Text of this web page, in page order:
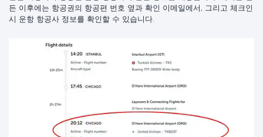
든 이후에는 항공권의 항공편 번호 옆과 확인 이메일에서, 그리고 체크인
시 운항 항공사 정보를 확인할 수 있습니다.